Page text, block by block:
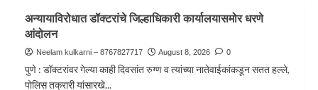
अन्यायाविरोधात डॉक्टरांचे जिल्हाधिकारी कार्यालयासमोर धरणे
आंदोलन
Neelam kulkarni – 8767827717 August 8, 2026 0
पुणे : डॉक्टरांवर गेल्या काही दिवसांत रुग्ण व त्यांच्या नातेवाईकांकडून सतत हल्ले,
पोलिस तक्रारी यांसारखे...